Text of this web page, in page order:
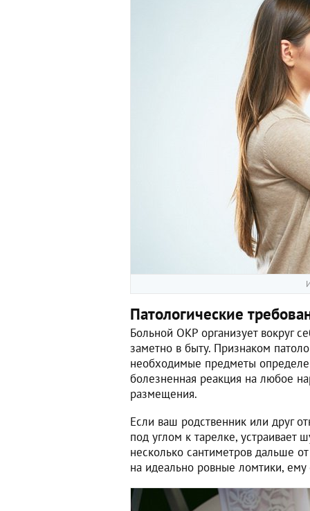
Патологические
Больной ОКР организует вокруг
заметно в быту. Признаком
необходимые предметы
болезненная реакция на любое
размещения.
Если ваш родственник или друг
под углом к тарелке, устраивает
несколько сантиметров дальше
на идеально ровные ломтики, ему